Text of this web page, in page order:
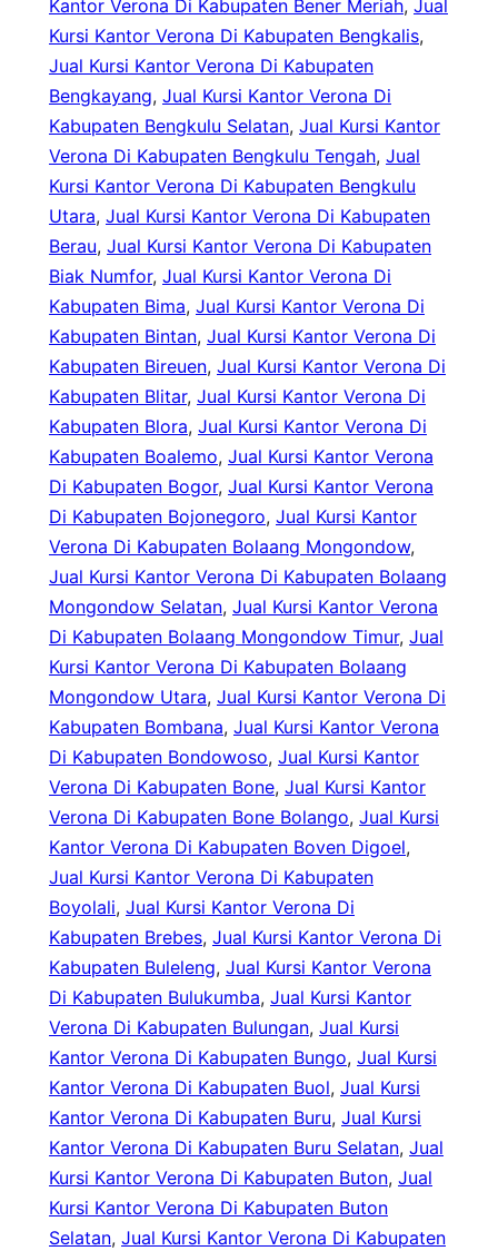
Kantor Verona Di Kabupaten Bener Meriah, Jual
Kursi Kantor Verona Di Kabupaten Bengkalis
Jual Kursi Kantor Verona Di Kabupaten
Bengkayang, Jual Kursi Kantor Verona Di
Kabupaten Bengkulu Selatan, Jual Kursi Kantor
Verona Di Kabupaten Bengkulu Tengah, Jual
Kursi Kantor Verona Di Kabupaten Bengkulu
Utara, Jual Kursi Kantor Verona Di Kabupaten
Berau, Jual Kursi Kantor Verona Di Kabupaten
Biak Numfor, Jual Kursi Kantor Verona Di
Kabupaten Bima, Jual Kursi Kantor Verona Di
Kabupaten Bintan, Jual Kursi Kantor Verona Di
Kabupaten Bireuen, Jual Kursi Kantor Verona Di
Kabupaten Blitar, Jual Kursi Kantor Verona Di
Kabupaten Blora, Jual Kursi Kantor Verona Di
Kabupaten Boalemo, Jual Kursi Kantor Verona
Di Kabupaten Bogor, Jual Kursi Kantor Verona
Di Kabupaten Bojonegoro, Jual Kursi Kantor
Verona Di Kabupaten Bolaang Mongondow
Jual Kursi Kantor Verona Di Kabupaten Bolaang
Mongondow Selatan, Jual Kursi Kantor Verona
Di Kabupaten Bolaang Mongondow Timur, Jual
Kursi Kantor Verona Di Kabupaten Bolaang
Mongondow Utara, Jual Kursi Kantor Verona Di
Kabupaten Bombana, Jual Kursi Kantor Verona
Di Kabupaten Bondowoso, Jual Kursi Kantor
Verona Di Kabupaten Bone, Jual Kursi Kantor
Verona Di Kabupaten Bone Bolango, Jual Kursi
Kantor Verona Di Kabupaten Boven Digoel
Jual Kursi Kantor Verona Di Kabupaten
Boyolali, Jual Kursi Kantor Verona Di
Kabupaten Brebes, Jual Kursi Kantor Verona Di
Kabupaten Buleleng, Jual Kursi Kantor Verona
Di Kabupaten Bulukumba, Jual Kursi Kantor
Verona Di Kabupaten Bulungan, Jual Kursi
Kantor Verona Di Kabupaten Bungo, Jual Kursi
Kantor Verona Di Kabupaten Buol, Jual Kursi
Kantor Verona Di Kabupaten Buru, Jual Kursi
Kantor Verona Di Kabupaten Buru Selatan, Jual
Kursi Kantor Verona Di Kabupaten Buton, Jual
Kursi Kantor Verona Di Kabupaten Buton
Selatan, Jual Kursi Kantor Verona Di Kabupaten